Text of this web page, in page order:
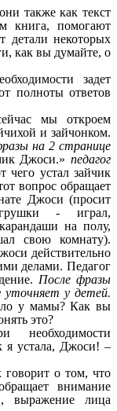
также как текст
книга, помогают
детали некоторых
как вы думайте, о
задет
полноты ответов
мы откроем
и зайчонком.
на 2 странице
Джоси.» педагог
чего устал зайчик
вопрос обращает
Джоси (просит
- играл,
на полу,
свою комнату).
действительно
делами. Педагог
После фразы
уточняет у детей.
у мамы? Как вы
это?
необходимости
я устала, Джоси! –
говорит о том, что
внимание
лица